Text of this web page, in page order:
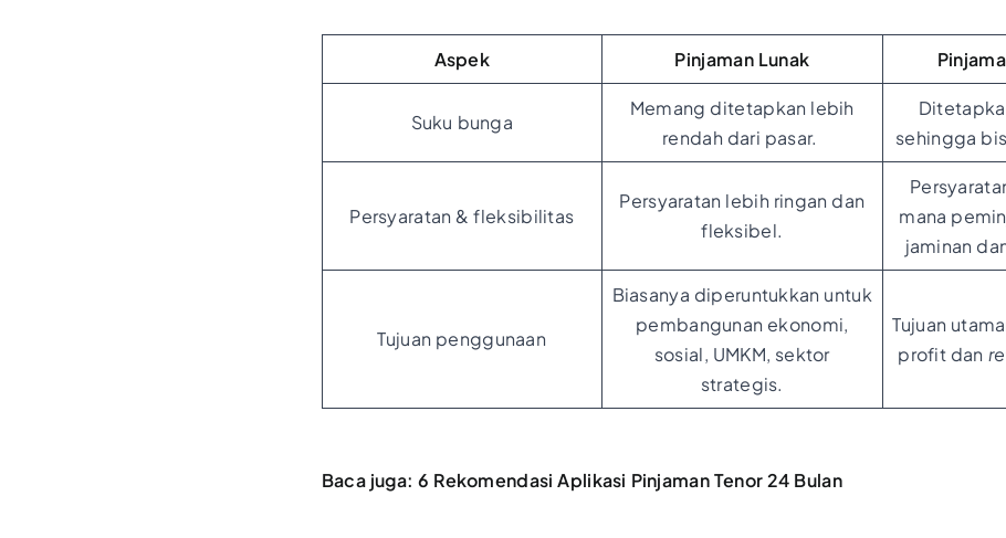
Aspek Pinjaman Lunak
Suku bunga
Memang ditetapkan lebih
rendah dari pasar.
sehingga
Persyaratan & fleksibilitas
Persyaratan lebih ringan dan
fleksibel.
mana
jaminan
Tujuan penggunaan
Biasanya diperuntukkan untuk
pembangunan ekonomi,
sosial, UMKM, sektor
strategis.
Tujuan
profit dan
Baca juga:6 Rekomendasi Aplikasi Pinjaman Tenor 24 Bulan